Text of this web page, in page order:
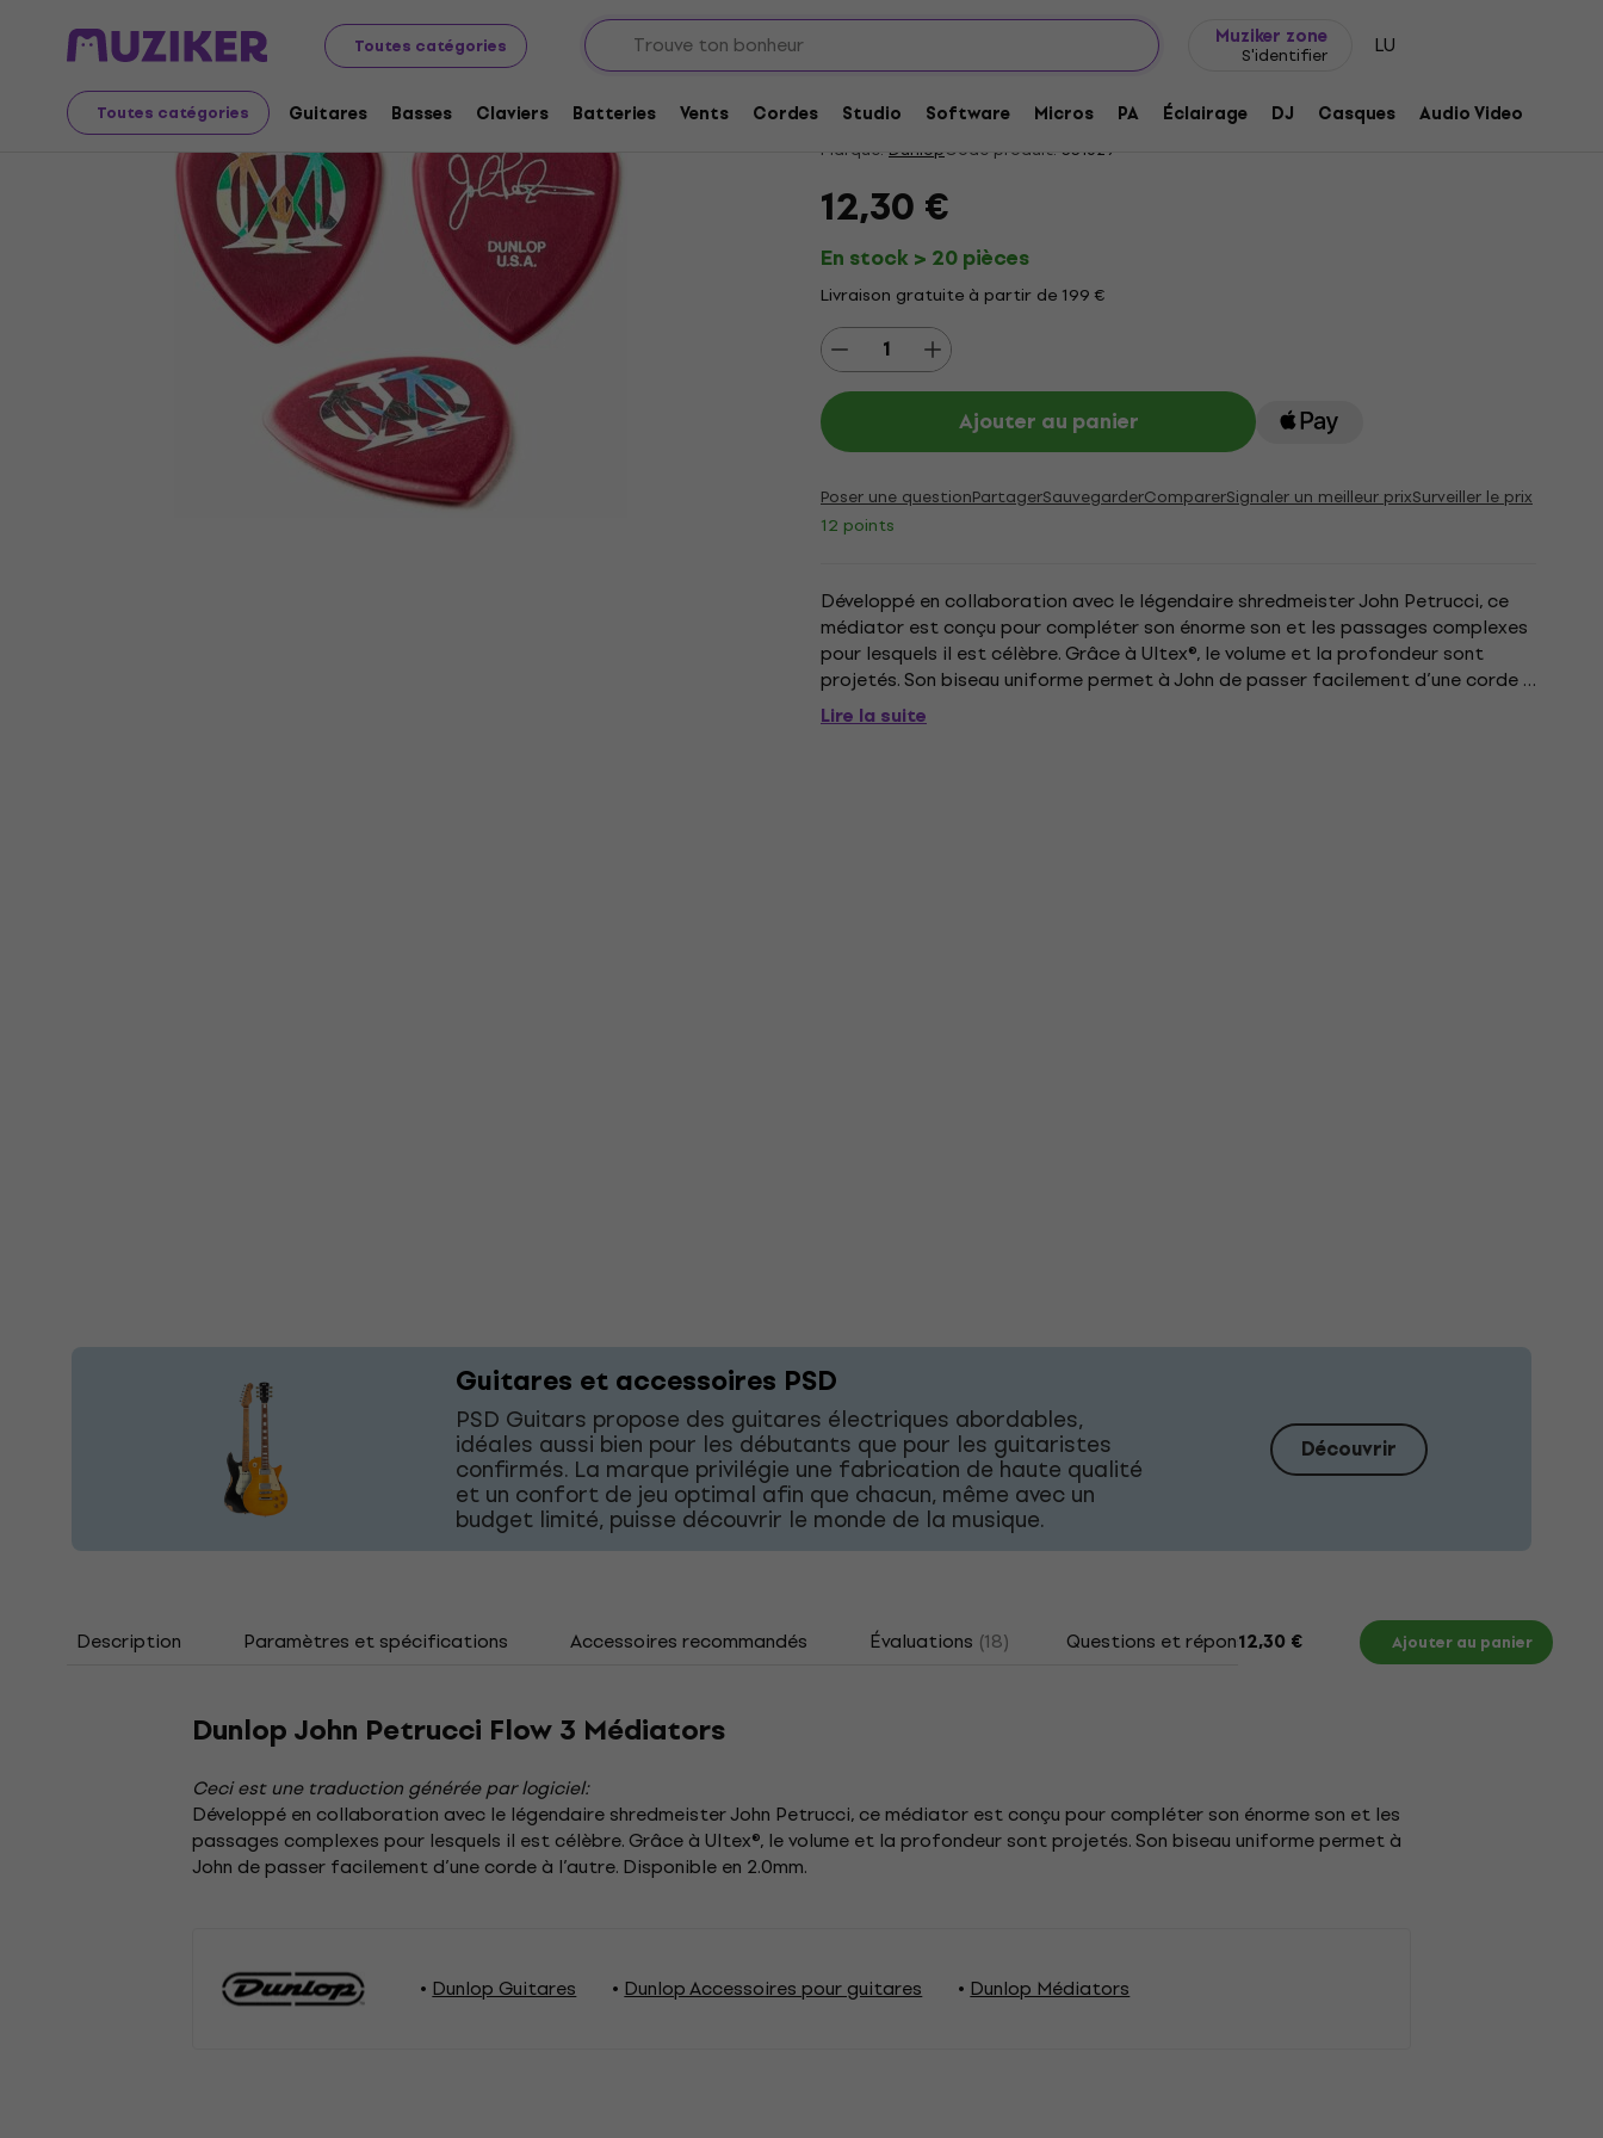
Toutes catégories
Muziker zone
S'identifier LU
Toutes catégories Guitares Basses Claviers Batteries Vents Cordes Studio Software Micros PA Éclairage DJ Casques Audio Video
Instruments de musique Guitares Accessoires pour guitares
Dunlop John Petrucci Flow 3 Médiators
4,85/5 18 x noté
Marque: DunlopCode produit: 331629
12,30 €
En stock > 20 pièces
Livraison gratuite à partir de 199 €
Ajouter au panier
Poser une questionPartagerSauvegarderComparerSignaler un meilleur prixSurveiller le prix
12 points
Développé en collaboration avec le légendaire shredmeister John Petrucci, ce
médiator est conçu pour compléter son énorme son et les passages complexes
pour lesquels il est célèbre. Grâce à Ultex®, le volume et la profondeur sont
projetés. Son biseau uniforme permet à John de passer facilement d’une corde à
l’autre. Disponible en 2.0mm. .
Lire la suite
Guitares et accessoires PSD
PSD Guitars propose des guitares électriques abordables,
idéales aussi bien pour les débutants que pour les guitaristes
confirmés. La marque privilégie une fabrication de haute qualité
et un confort de jeu optimal afin que chacun, même avec un
budget limité, puisse découvrir le monde de la musique.
Découvrir
Description Paramètres et spécifications Accessoires recommandés Évaluations (18) Questions et réponses Documents
12,30 € Ajouter au panier
Dunlop John Petrucci Flow 3 Médiators
Ceci est une traduction générée par logiciel:
Développé en collaboration avec le légendaire shredmeister John Petrucci, ce médiator est conçu pour compléter son énorme son et les
passages complexes pour lesquels il est célèbre. Grâce à Ultex®, le volume et la profondeur sont projetés. Son biseau uniforme permet à
John de passer facilement d’une corde à l’autre. Disponible en 2.0mm.
Dunlop Guitares Dunlop Accessoires pour guitares Dunlop Médiators